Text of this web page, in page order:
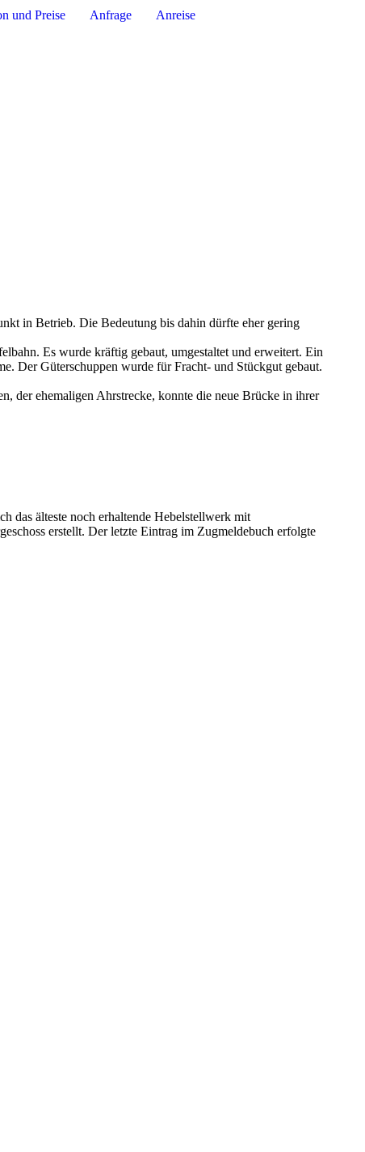
und Preise Anfrage Anreise
in Betrieb. Die Bedeutung bis dahin dürfte eher gering
Es wurde kräftig gebaut, umgestaltet und erweitert. Ein
Der Güterschuppen wurde für Fracht- und Stückgut gebaut.
der ehemaligen Ahrstrecke, konnte die neue Brücke in ihrer
das älteste noch erhaltende Hebelstellwerk mit
erstellt. Der letzte Eintrag im Zugmeldebuch erfolgte